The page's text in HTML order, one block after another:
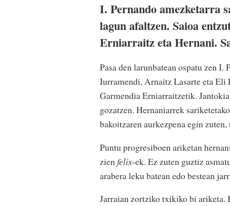
I. Pernando amezketarra
lagun afaltzen. Saioa
Erniarraitz eta Hernani.
Pasa den larunbatean ospatu zen
Iurramendi, Arnaitz Lasarte eta
Garmendia Erniarraitzetik.
gozatzen. Hernaniarrek
bakoitzaren aurkezpena egin
Puntu progresiboen ariketan
zien felix-ek. Ez zuten guztiz
arabera leku batean edo bestean
Jarraian zortziko txikiko bi ariketa.